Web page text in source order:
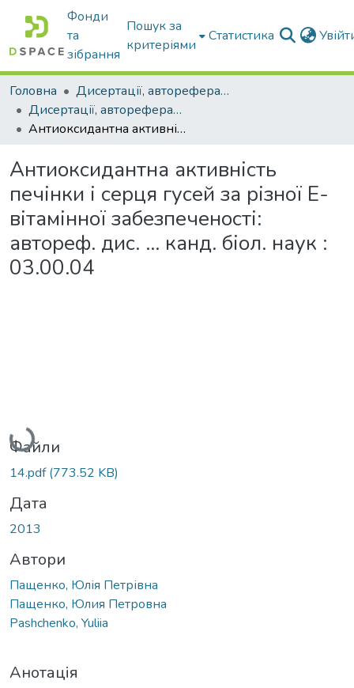
Фонди
та
зібрання
Пошук за
критеріями
Статистика
Головна
Дисертації, автореферати дисертацій
Дисертації, автореферати дисертацій
Антиоксидантна активність печінки і серця гусей за різної Е-вітамінної забезпеченості: автореф. дис. ... канд. біол. наук : 03.00.04
Антиоксидантна активність
печінки і серця гусей за різної Е-
вітамінної забезпеченості:
автореф. дис. ... канд. біол. наук :
03.00.04
Вантажиться...
Файли
14.pdf(773.52 KB)
Дата
2013
Автори
Пащенко, Юлія Петрівна
Пащенко, Юлия Петровна
Pashchenko, Yuliia
Анотація